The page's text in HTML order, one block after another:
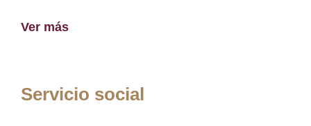
Ver más
Servicio social